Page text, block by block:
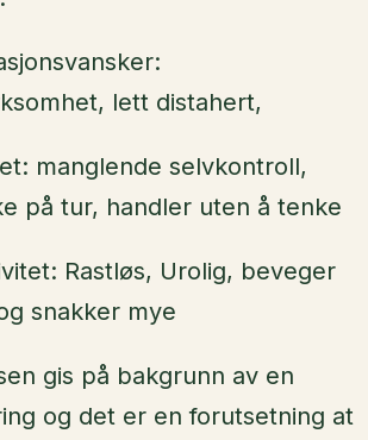
lett distahert,
manglende selvkontroll,
på tur, handler uten å tenke
Rastløs, Urolig, beveger
snakker mye
gis på bakgrunn av en
og det er en forutsetning at